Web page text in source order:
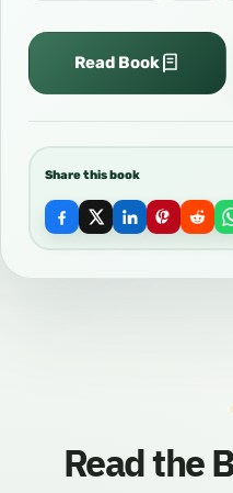
Read Book
Share this book
Read the